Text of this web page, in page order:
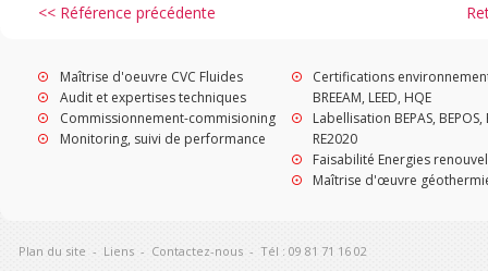
<< Référence précédente
Maîtrise d'oeuvre CVC Fluides
Audit et expertises techniques
Commissionnement-commisioning
Monitoring, suivi de performance
Certifications
BREEAM, LEED, HQE
Labellisation BEPAS, BEPOS,
RE2020
Faisabilité Energies
Maîtrise d'œuvre
Plan du site - Liens - Contactez-nous - Tél : 09 81 71 16 02